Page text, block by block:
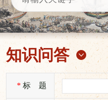
知识问答
* 标 题